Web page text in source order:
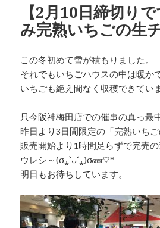
【2月10日締切り
み完熟いちごの生
この冬初めて雪が積もりました。
それでもいちごハウスの中は暖か
いちごも絶え間なく収穫できてい
只今阪神梅田店での催事の真っ最
昨日より3日間限定の「完熟いち
販売開始より1時間足らずで完売の
ウレシ～(σ⁎˃ᴗ˂⁎)σண♡*
明日もお待ちしています。